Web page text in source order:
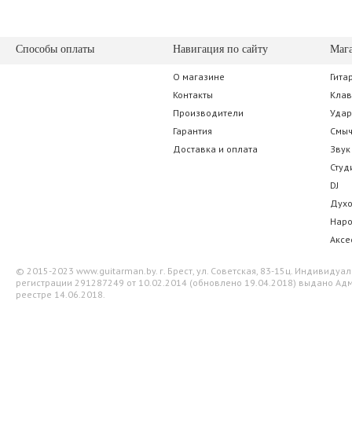
Способы оплаты Навигация по сайту
О магазине
Контакты
Производители
Гарантия
Доставка и оплата
Звук
DJ
© 2015-2023 www.guitarman.by. г. Брест, ул. Советская, 83-15ц.
регистрации 291287249 от 10.02.2014 (обновлено 19.04.2018) выдано
реестре 14.06.2018.